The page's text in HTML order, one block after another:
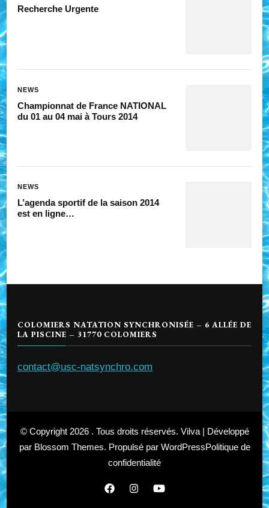
Recherche Urgente
NEWS
Championnat de France NATIONAL
du 01 au 04 mai à Tours 2014
NEWS
L’agenda sportif de la saison 2014
est en ligne…
COLOMIERS NATATION SYNCHRONISÉE – 6 ALLÉE DE
LA PISCINE – 31770 COLOMIERS
contact@usc-natsynchro.com
© Copyright 2026 . Tous droits réservés. Vilva | Développé
par Blossom Themes. Propulsé par WordPressPolitique de
confidentialité